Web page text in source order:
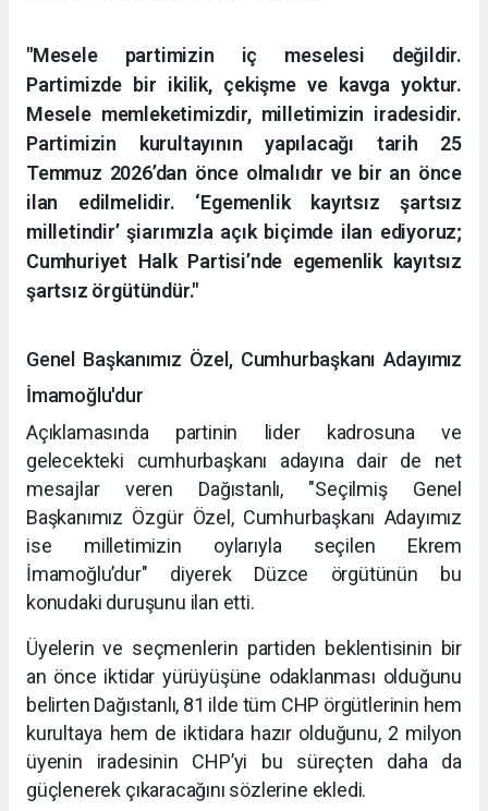
"Mesele partimizin iç meselesi değildir.
Partimizde bir ikilik, çekişme ve kavga yoktur.
Mesele memleketimizdir, milletimizin iradesidir.
Partimizin kurultayının yapılacağı tarih 25
Temmuz 2026’dan önce olmalıdır ve bir an önce
ilan edilmelidir. ‘Egemenlik kayıtsız şartsız
milletindir’ şiarımızla açık biçimde ilan ediyoruz;
Cumhuriyet Halk Partisi’nde egemenlik kayıtsız
şartsız örgütündür."
Genel Başkanımız Özel, Cumhurbaşkanı Adayımız
İmamoğlu'dur
Açıklamasında partinin lider kadrosuna ve
gelecekteki cumhurbaşkanı adayına dair de net
mesajlar veren Dağıstanlı, "Seçilmiş Genel
Başkanımız Özgür Özel, Cumhurbaşkanı Adayımız
ise milletimizin oylarıyla seçilen Ekrem
İmamoğlu’dur" diyerek Düzce örgütünün bu
konudaki duruşunu ilan etti.
Üyelerin ve seçmenlerin partiden beklentisinin bir
an önce iktidar yürüyüşüne odaklanması olduğunu
belirten Dağıstanlı, 81 ilde tüm CHP örgütlerinin hem
kurultaya hem de iktidara hazır olduğunu, 2 milyon
üyenin iradesinin CHP’yi bu süreçten daha da
güçlenerek çıkaracağını sözlerine ekledi.